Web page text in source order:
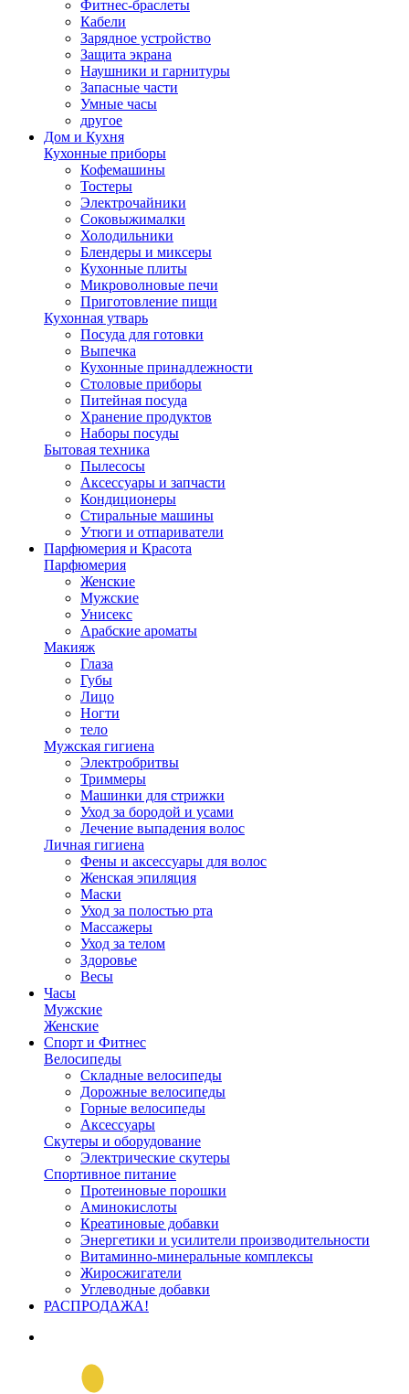
Фитнес-браслеты
Кабели
Зарядное устройство
Защита экрана
Наушники и гарнитуры
Запасные части
Умные часы
другое
Дом и Кухня
Кухонные приборы
Кофемашины
Тостеры
Электрочайники
Соковыжималки
Холодильники
Блендеры и миксеры
Кухонные плиты
Микроволновые печи
Приготовление пищи
Кухонная утварь
Посуда для готовки
Выпечка
Кухонные принадлежности
Столовые приборы
Питейная посуда
Хранение продуктов
Наборы посуды
Бытовая техника
Пылесосы
Аксессуары и запчасти
Кондиционеры
Стиральные машины
Утюги и отпариватели
Парфюмерия и Красота
Парфюмерия
Женские
Мужские
Унисекс
Арабские ароматы
Макияж
Глаза
Губы
Лицо
Ногти
тело
Мужская гигиена
Электробритвы
Триммеры
Машинки для стрижки
Уход за бородой и усами
Лечение выпадения волос
Личная гигиена
Фены и аксессуары для волос
Женская эпиляция
Маски
Уход за полостью рта
Массажеры
Уход за телом
Здоровье
Весы
Часы
Мужские
Женские
Спорт и Фитнес
Велосипеды
Складные велосипеды
Дорожные велосипеды
Горные велосипеды
Аксессуары
Скутеры и оборудование
Электрические скутеры
Спортивное питание
Протеиновые порошки
Аминокислоты
Креатиновые добавки
Энергетики и усилители производительности
Витаминно-минеральные комплексы
Жиросжигатели
Углеводные добавки
РАСПРОДАЖА!